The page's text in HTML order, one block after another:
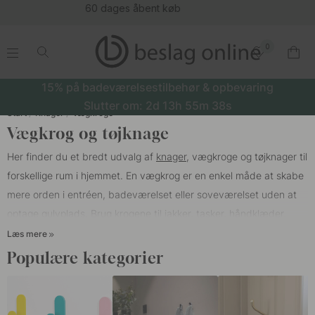
(16177)
.
0
.
15% på badeværelsestilbehør & opbevaring
Slutter om: 2d 13h 55m 37s
Start Knager Vægkroge
Vægkrog og tøjknage
Her finder du et bredt udvalg af knager, vægkroge og tøjknager til
forskellige rum i hjemmet. En vægkrog er en enkel måde at skabe
mere orden i entréen, badeværelset eller soveværelset uden at
badekåber eller andre ting, du gerne vil have lige ved hånden i
hverdagen.
Vælg en krog ud fra, hvad den skal bære, hvor den skal placeres,
og hvordan den skal monteres. I entréen skal en tøjknage ofte
Læs mere
Populære kategorier